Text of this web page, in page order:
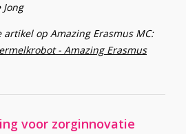
op Amazing Erasmus MC:
- Amazing Erasmus
voor zorginnovatie